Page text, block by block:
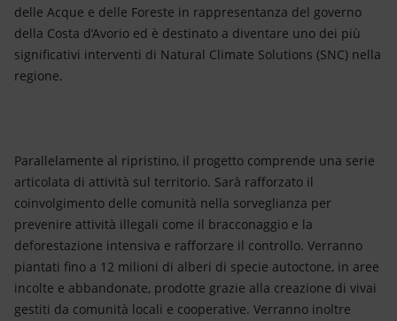
delle Acque e delle Foreste in rappresentanza del governo
della Costa d’Avorio ed è destinato a diventare uno dei più
significativi interventi di Natural Climate Solutions (SNC) nella
regione.
Parallelamente al ripristino, il progetto comprende una serie
articolata di attività sul territorio. Sarà rafforzato il
coinvolgimento delle comunità nella sorveglianza per
prevenire attività illegali come il bracconaggio e la
deforestazione intensiva e rafforzare il controllo. Verranno
piantati fino a 12 milioni di alberi di specie autoctone, in aree
incolte e abbandonate, prodotte grazie alla creazione di vivai
gestiti da comunità locali e cooperative. Verranno inoltre